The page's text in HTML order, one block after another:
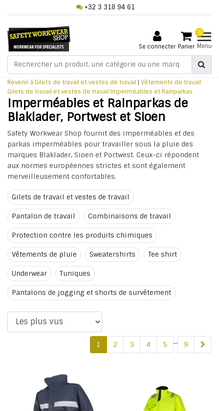
+32 3 318 94 61
Se connecter
0
Panier Menu
Revenir à Gilets de travail et vestes de travail | Vêtements de travail
Gilets de travail et vestes de travail Imperméables et Rainparkas
Imperméables et Rainparkas de
Blaklader, Portwest et Sioen
Safety Workwear Shop fournit des imperméables et des
parkas imperméables pour travailler sous la pluie des
marques Blaklader, Sioen et Portwest. Ceux-ci répondent
aux normes européennes strictes et sont également
merveilleusement confortables.
Gilets de travail et vestes de travail
Pantalon de travail Combinaisons de travail
Protection contre les produits chimiques
Vêtements de pluie Sweatershirts Tee shirt
Underwear Tuniques
Pantalons de jogging et shorts de survêtement
1 2 3 4 5 ... 9